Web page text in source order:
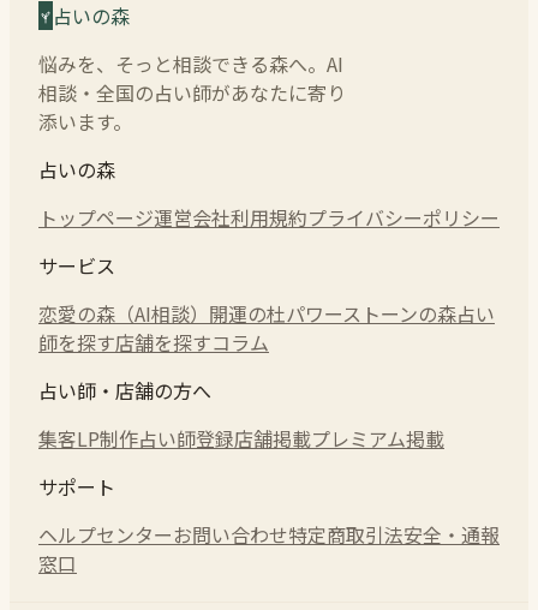
占いの森
悩みを、そっと相談できる森へ。AI
相談・全国の占い師があなたに寄り
添います。
占いの森
トップページ運営会社利用規約プライバシーポリシー
サービス
恋愛の森（AI相談） 開運の杜パワーストーンの森占い
師を探す店舗を探すコラム
占い師・店舗の方へ
集客LP制作占い師登録店舗掲載プレミアム掲載
サポート
ヘルプセンターお問い合わせ特定商取引法安全・通報
窓口